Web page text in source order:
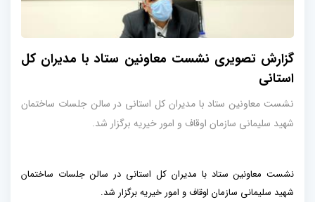
گزارش تصویری نشست معاونین ستاد با مدیران کل
استانی
نشست معاونین ستاد با مدیران کل استانی در سالن جلسات ساختمان
شهید سلیمانی سازمان اوقاف و امور خیریه برگزار شد.
نشست معاونین ستاد با مدیران کل استانی در سالن جلسات ساختمان
شهید سلیمانی سازمان اوقاف و امور خیریه برگزار شد.